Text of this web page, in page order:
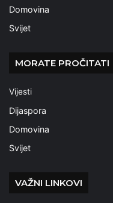
Domovina
Svijet
MORATE PROČITATI
Vijesti
Dijaspora
Domovina
Svijet
VAŽNI LINKOVI